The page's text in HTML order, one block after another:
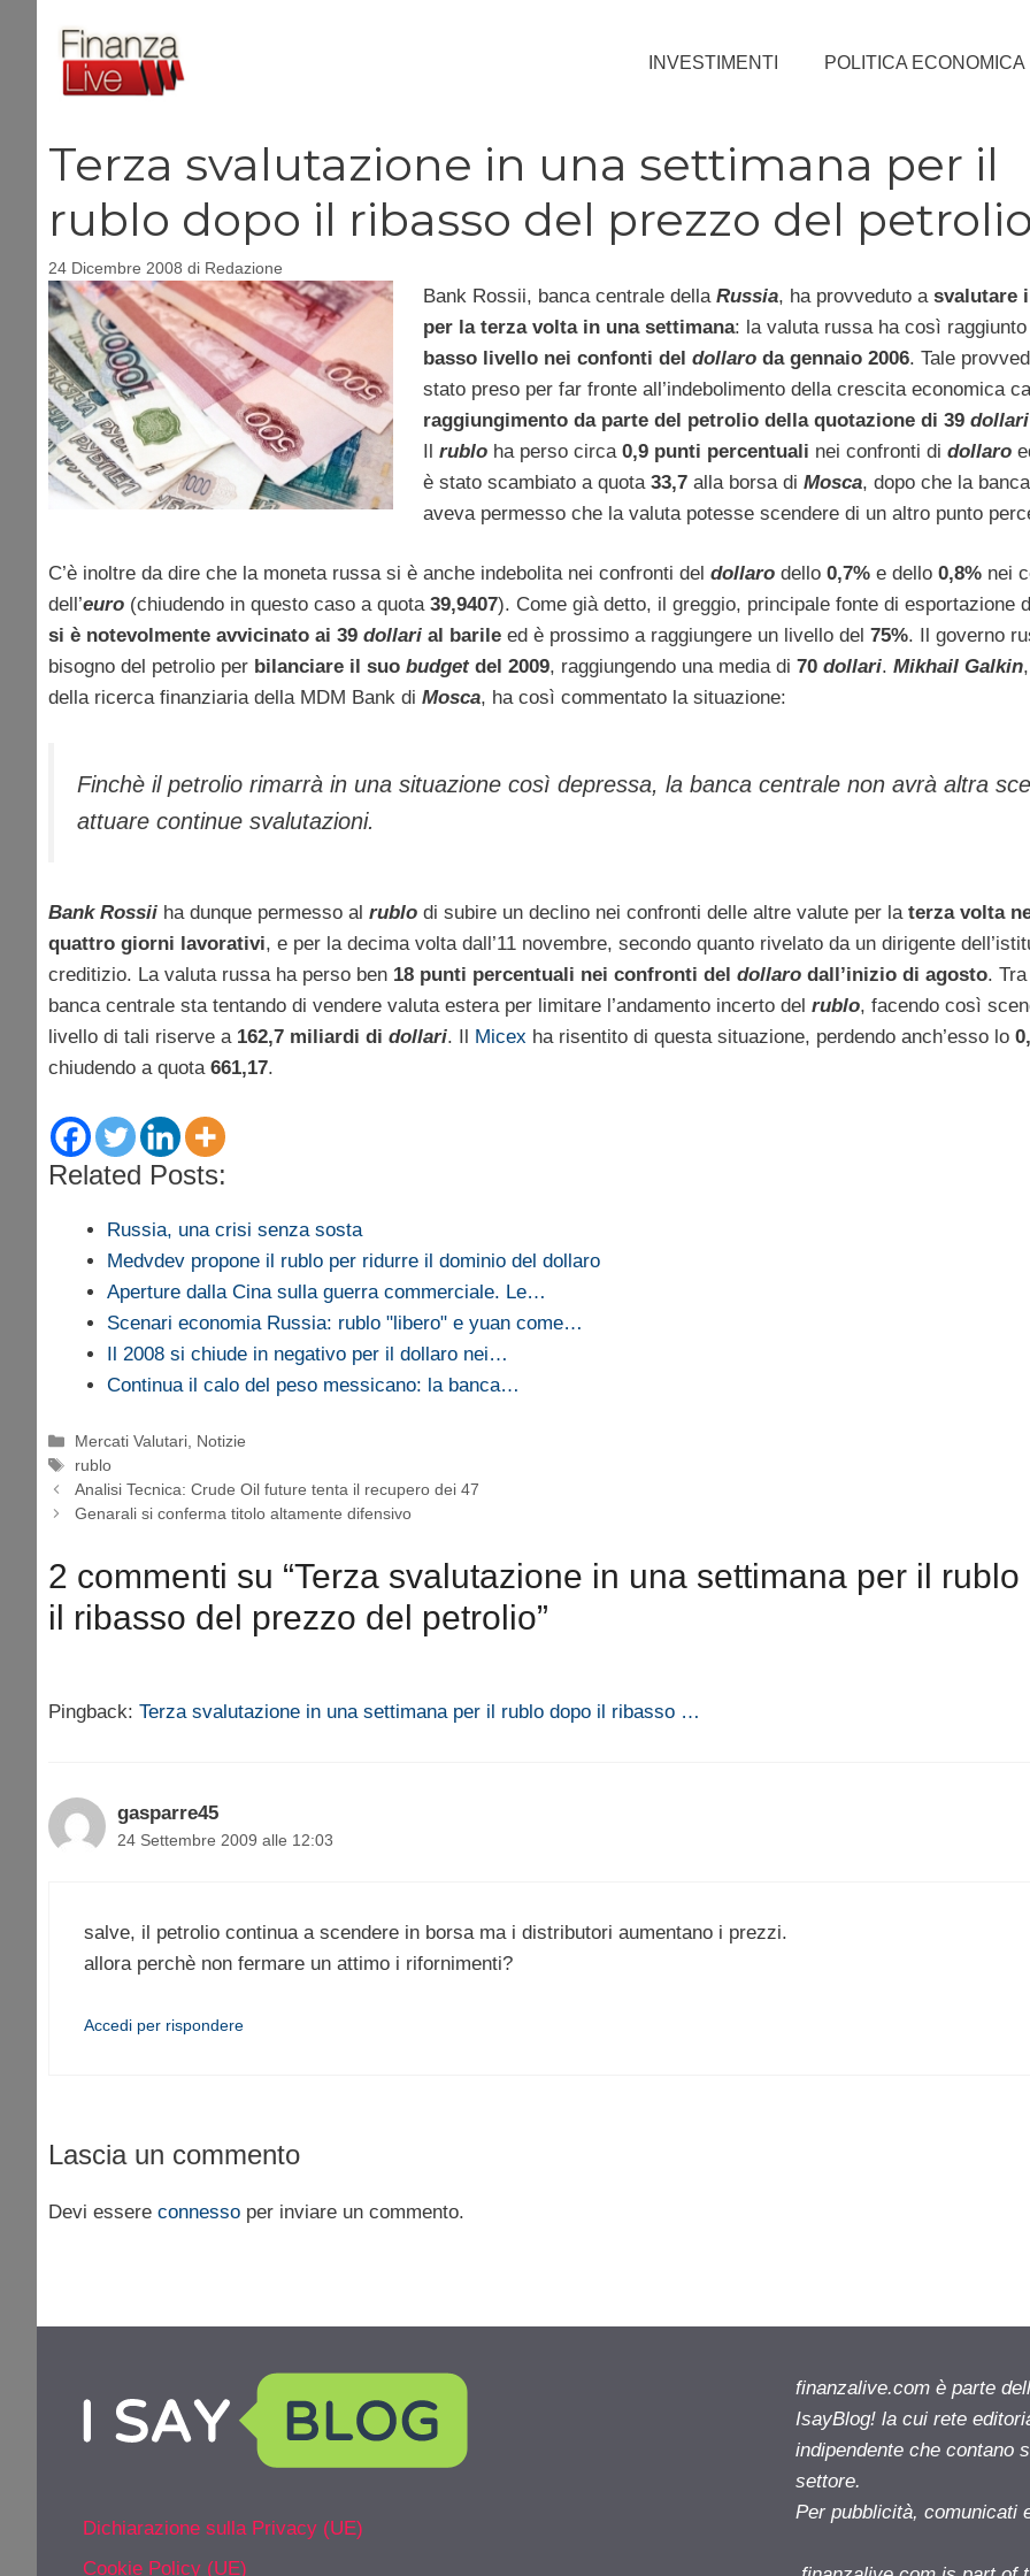
contenuto
INVESTIMENTI POLITICA ECONOMICA
Terza svalutazione in una settimana per il
rublo dopo il ribasso del prezzo del
24 Dicembre 2008 di Redazione
Bank Rossii, banca centrale della Russia, ha provveduto a svalutare
per la terza volta in una settimana: la valuta russa ha così
basso livello nei confonti del dollaroda gennaio 2006. Tale
stato preso per far fronte all’indebolimento della crescita economica
raggiungimento da parte del petrolio della quotazione di 39 dollari
Il rubloha perso circa 0,9 punti percentuali nei confronti di dollaro
è stato scambiato a quota 33,7alla borsa di Mosca, dopo che la
aveva permesso che la valuta potesse scendere di un altro punto
C’è inoltre da dire che la moneta russa si è anche indebolita nei confronti del dollaro dello 0,7% e dello 0,8% nei
dell’euro (chiudendo in questo caso a quota 39,9407). Come già detto, il greggio, principale fonte di esportazione
si è notevolmente avvicinato ai 39 dollari al barile ed è prossimo a raggiungere un livello del 75%. Il governo
bisogno del petrolio per bilanciare il suo budgetdel 2009, raggiungendo una media di 70 dollari. Mikhail Galkin
della ricerca finanziaria della MDM Bank di Mosca, ha così commentato la situazione:
Finchè il petrolio rimarrà in una situazione così depressa, la banca centrale non avrà altra
attuare continue svalutazioni.
Bank Rossii ha dunque permesso al rublo di subire un declino nei confronti delle altre valute per la terza volta
quattro giorni lavorativi, e per la decima volta dall’11 novembre, secondo quanto rivelato da un dirigente
creditizio. La valuta russa ha perso ben 18 punti percentuali nei confronti del dollaro dall’inizio di agosto.
banca centrale sta tentando di vendere valuta estera per limitare l’andamento incerto del rublo, facendo così
livello di tali riserve a 162,7 miliardi di dollari. Il Micex ha risentito di questa situazione, perdendo anch’esso lo
chiudendo a quota 661,17.
Related Posts:
Russia, una crisi senza sosta
Medvdev propone il rublo per ridurre il dominio del dollaro
Aperture dalla Cina sulla guerra commerciale. Le…
Scenari economia Russia: rublo "libero" e yuan come…
Il 2008 si chiude in negativo per il dollaro nei…
Continua il calo del peso messicano: la banca…
Categorie
Mercati Valutari, Notizie
Tag
rublo
Analisi Tecnica: Crude Oil future tenta il recupero dei 47
Genarali si conferma titolo altamente difensivo
2 commenti su “Terza svalutazione in una settimana per il rublo
il ribasso del prezzo del petrolio”
Pingback: Terza svalutazione in una settimana per il rublo dopo il ribasso …
gasparre45
24 Settembre 2009 alle 12:03
salve, il petrolio continua a scendere in borsa ma i distributori aumentano i prezzi.
allora perchè non fermare un attimo i rifornimenti?
Accedi per rispondere
Lascia un commento
Devi essere connesso per inviare un commento.
Dichiarazione sulla Privacy (UE)
Cookie Policy (UE)
finanzalive.com è parte
IsayBlog! la cui rete
indipendente che contano
settore.
Per pubblicità, comunicati